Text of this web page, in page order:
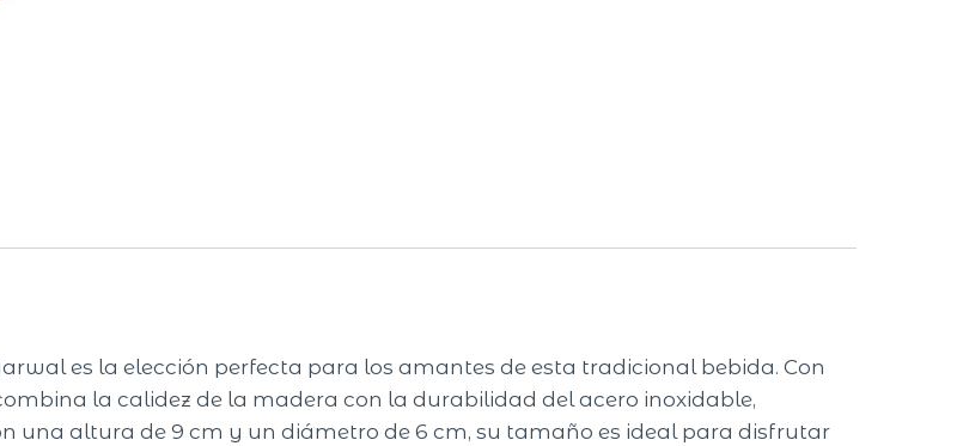
es la elección perfecta para los amantes de esta tradicional bebida. Con
la calidez de la madera con la durabilidad del acero inoxidable,
una altura de 9 cm y un diámetro de 6 cm, su tamaño es ideal para disfrutar